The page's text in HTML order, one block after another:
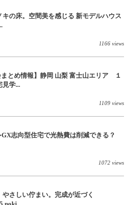
キの床。空間美を感じる 新モデルハウス
1166 views
まとめ情報】静岡 山梨 富士山エリア １
見学...
1109 views
志向型住宅で光熱費は削減できる？
1072 views
さしい佇まい。完成が近づく